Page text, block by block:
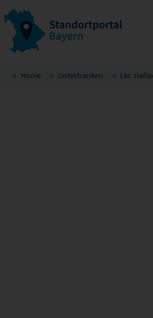
Home Unterfranken Lkr.